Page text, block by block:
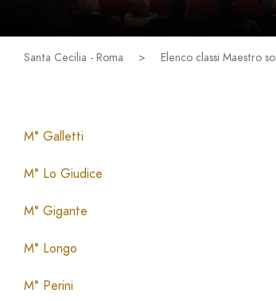
Santa Cecilia - Roma > Elenco classi Maestro
M° Galletti
M° Lo Giudice
M° Gigante
M° Longo
M° Perini